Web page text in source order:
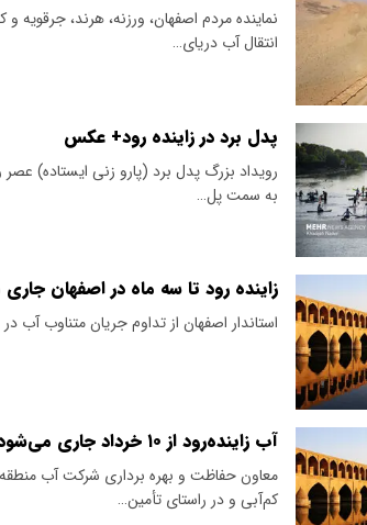
نماینده مردم اصفهان، ورزنه، هرند، جرقویه
انتقال آب دریای…
پدل برد در زاینده رود+ عکس
به سمت پل…
زاینده رود تا سه ماه در اصفهان
استاندار اصفهان از تداوم جریان متناوب آب در
آب زاینده‌رود از ۱۰ خرداد جاری می‌شود
معاون حفاظت و بهره برداری شرکت آب
کم‌آبی و در راستای تأمین…